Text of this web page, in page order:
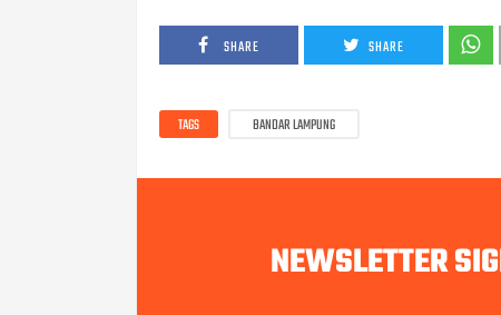
SHARE SHARE
TAGS BANDAR LAMPUNG
NEWSLETTER